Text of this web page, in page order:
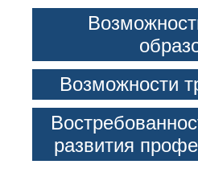
Возможности
развития